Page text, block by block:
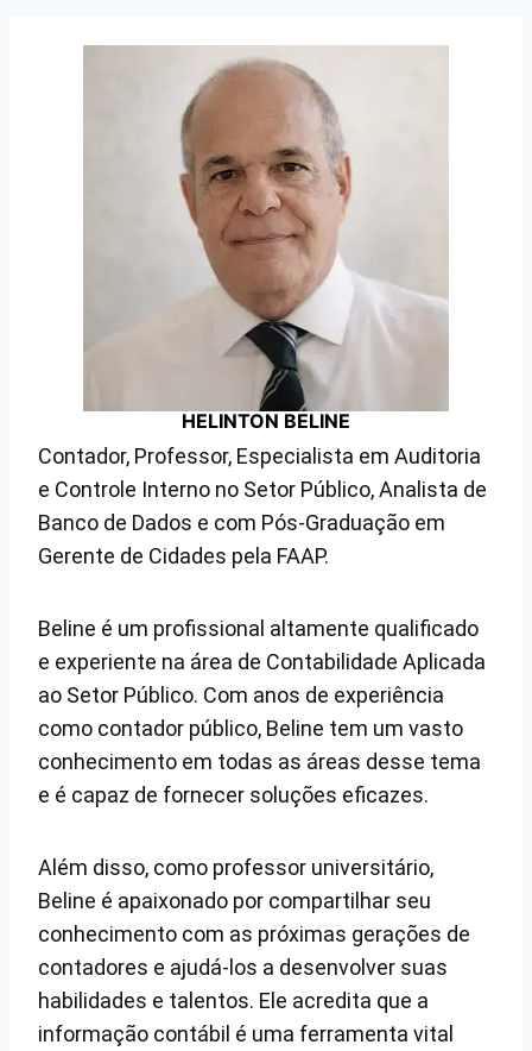
HELINTON BELINE
Contador, Professor, Especialista em Auditoria
e Controle Interno no Setor Público, Analista de
Banco de Dados e com Pós-Graduação em
Gerente de Cidades pela FAAP.
Beline é um profissional altamente qualificado
e experiente na área de Contabilidade Aplicada
ao Setor Público. Com anos de experiência
como contador público, Beline tem um vasto
conhecimento em todas as áreas desse tema
e é capaz de fornecer soluções eficazes.
Além disso, como professor universitário,
Beline é apaixonado por compartilhar seu
conhecimento com as próximas gerações de
contadores e ajudá-los a desenvolver suas
habilidades e talentos. Ele acredita que a
informação contábil é uma ferramenta vital